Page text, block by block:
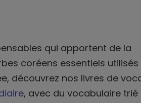
qui apportent de la
coréens essentiels
découvrez nos livres de
, avec du vocabulaire trié